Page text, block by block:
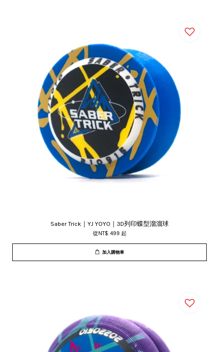
Saber Trick｜YJ YOYO｜3D列印蝶型溜溜球
從NT$ 499 起
加入購物車